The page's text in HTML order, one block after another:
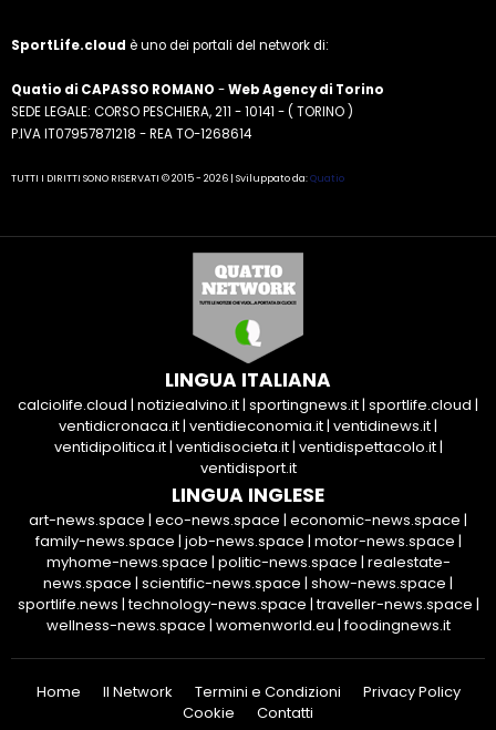
SportLife.cloud è uno dei portali del network di:
Quatio di CAPASSO ROMANO -Web Agency di Torino
SEDE LEGALE: CORSO PESCHIERA, 211 - 10141 - ( TORINO )
P.IVA IT07957871218 - REA TO-1268614
TUTTI I DIRITTI SONO RISERVATI © 2015 - 2026 | Sviluppato da:Quatio
LINGUA ITALIANA
calciolife.cloud | notiziealvino.it| sportingnews.it| sportlife.cloud |
ventidicronaca.it| ventidieconomia.it| ventidinews.it|
ventidipolitica.it| ventidisocieta.it| ventidispettacolo.it|
ventidisport.it
LINGUA INGLESE
art-news.space | eco-news.space | economic-news.space |
family-news.space | job-news.space | motor-news.space |
myhome-news.space | politic-news.space | realestate-
news.space | scientific-news.space | show-news.space |
sportlife.news |technology-news.space |traveller-news.space |
wellness-news.space | womenworld.eu |foodingnews.it
Home Il Network Termini e Condizioni
Privacy Policy
Cookie
Contatti